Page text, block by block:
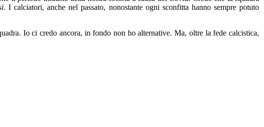
. I calciatori, anche nel passato, nonostante ogni sconfitta hanno sempre potuto
Io ci credo ancora, in fondo non ho alternative. Ma, oltre la fede calcistica,